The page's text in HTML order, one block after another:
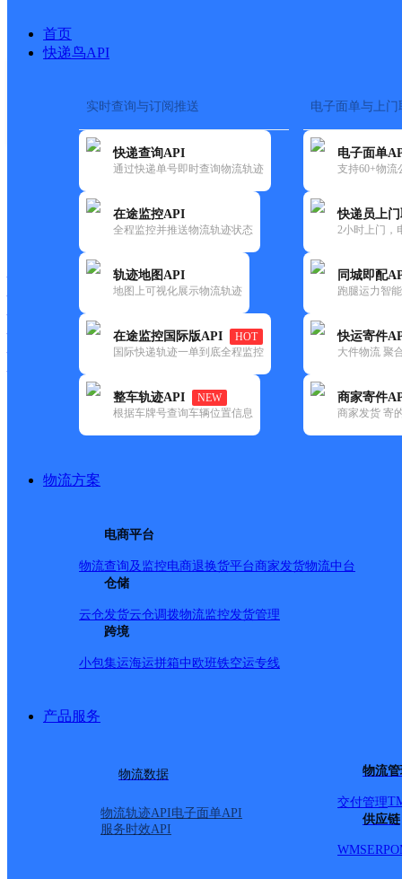
首页
快递鸟API
实时查询与订阅推送
快递查询API
通过快递单号即时查询物流轨迹
在途监控API
全程监控并推送物流轨迹状态
轨迹地图API
地图上可视化展示物流轨迹
在途监控国际版API
HOT
国际快递轨迹一单到底全程监控
整车轨迹API
NEW
根据车牌号查询车辆位置信息
电子面单与上门
电子面单
支持60+物流
快递员上
2小时上门，
同城即配
跑腿运力智
快运寄件
大件物流 聚
商家寄件
商家发货 寄
物流方案
电商平台
物流查询及监控电商退换货平台商家发货物流中台
仓储
云仓发货云仓调拨物流监控发货管理
跨境
小包集运海运拼箱中欧班铁空运专线
产品服务
物流数据
物流轨迹API电子面单API
服务时效API
物流
交付管理
供应链
WMSERP
快递大全> 快递网
快运大全 快递时效
网点筛选
中通快递(9)
东山区(4)
鹤岗市,快递网点
乡永生村
派送范围:-